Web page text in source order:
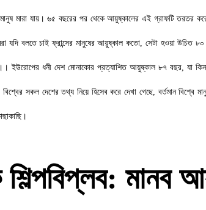
মানুষ মারা যায়। ৬৫ বছরের পর থেকে আয়ুষ্কালের এই গ্রাফটি তরতর
যদি বলতে চাই ফ্রান্সের মানুষের আয়ুষ্কাল কতো, সেটা হওয়া উচিত
ইউরোপের ধনী দেশ মোনাকোর প্রত্যাশিত আয়ুষ্কাল ৮৭ বছর, যা
সকল দেশের তথ্য নিয়ে হিসেব করে দেখা গেছে, বর্তমান বিশ্বে
মানব